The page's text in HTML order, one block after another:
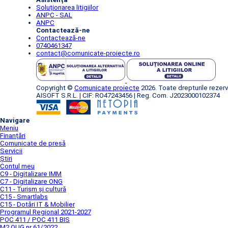
Soluționarea litigiilor
ANPC - SAL
ANPC
Contactează-ne
Contactează-ne
0740461347
contact@comunicate-proiecte.ro
Copyright © Comunicate proiecte 2026. Toate drepturile
AISOFT S.R.L. | CIF: RO47243456 | Reg. Com. J2023000102374
Navigare
Meniu
Finanțări
Comunicate de presă
Servicii
Știri
Contul meu
C9 - Digitalizare IMM
C7 - Digitalizare ONG
C11 - Turism și cultură
C15 - Smartlabs
C15 - Dotări IT & Mobilier
Programul Regional 2021-2027
POC 411 / POC 411 BIS